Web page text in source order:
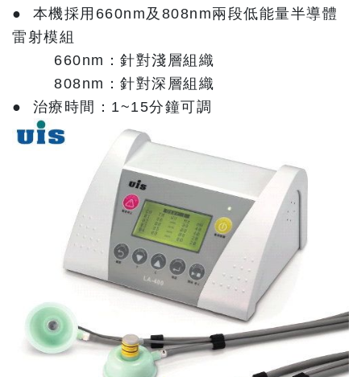
● 本機採用660nm及808nm兩段低能量半導體
雷射模組
660nm：針對淺層組織
808nm：針對深層組織
● 治療時間：1~15分鐘可調